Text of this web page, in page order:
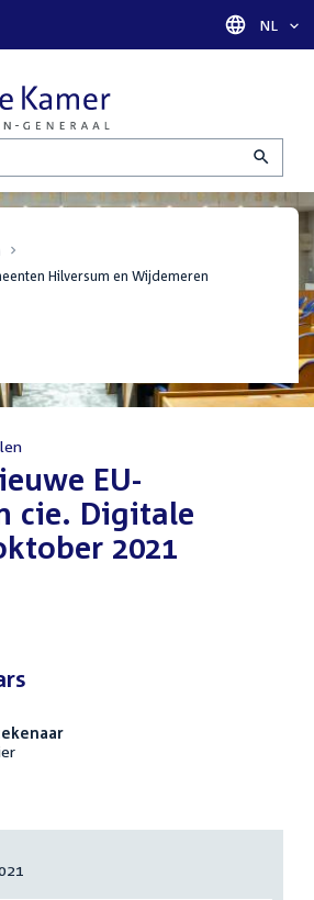
Taal
NL
Hilversum en Wijdemeren
EU-
cie. Digitale
2021